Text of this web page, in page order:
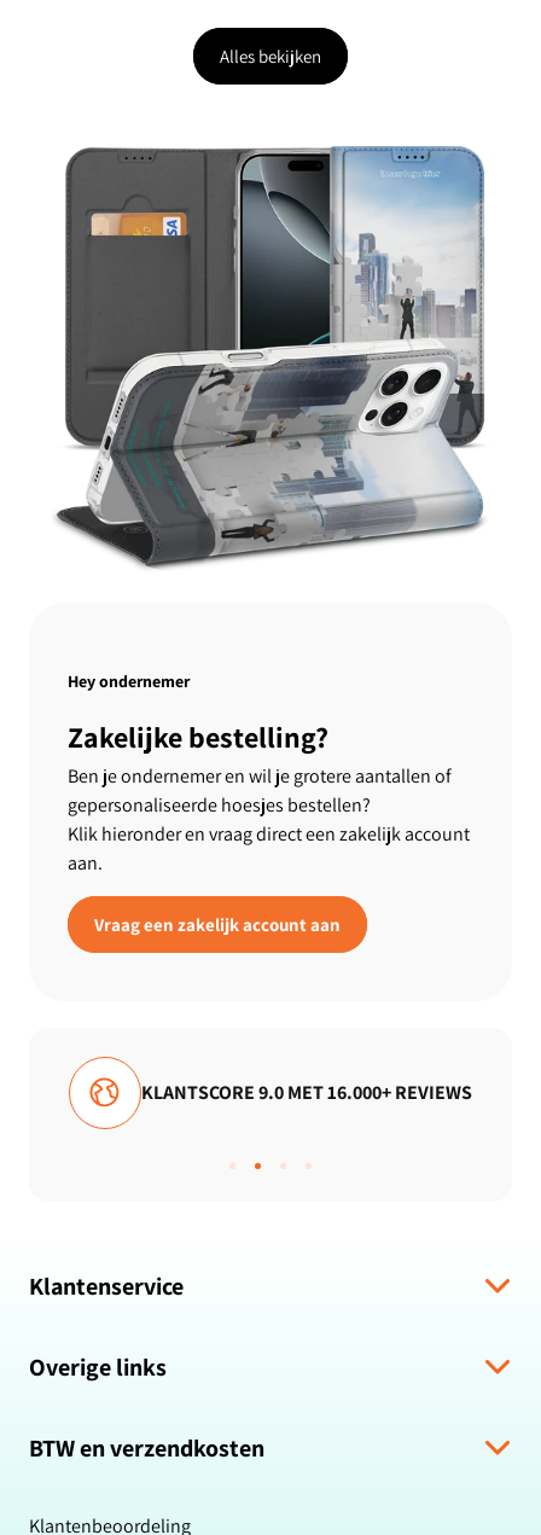
Alles bekijken
Hey ondernemer
Zakelijke bestelling?
Ben je ondernemer en wil je grotere aantallen of
gepersonaliseerde hoesjes bestellen?
Klik hieronder en vraag direct een zakelijk account
aan.
Vraag een zakelijk account aan
KLANTSCORE 9.0 MET 16.000+ REVIEWS
Klantenservice
Algemene voorwaarden
Retour & Terugbetaling
Overige links
Zakelijk bestellen
Cookiebeleid
BTW en verzendkosten
Klantenbeoordeling